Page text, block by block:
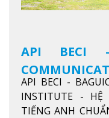
API BECI -
THỐNG
ANH CHUẨN
API BECI -
INSTITUTE - HỆ
TIẾNG ANH